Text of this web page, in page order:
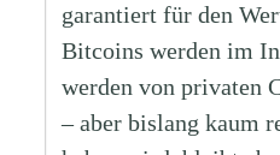
garantiert für den
Bitcoins werden im
werden von privaten
– aber bislang kaum